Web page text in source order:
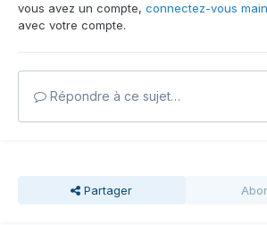
vous avez un compte, connectez-vous
avec votre compte.
Répondre à ce sujet…
Partager